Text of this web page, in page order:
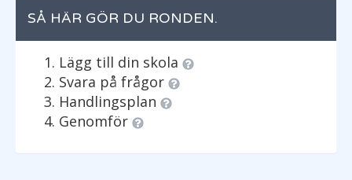
SÅ HÄR GÖR DU RONDEN.
Lägg till din skola
Svara på frågor
Handlingsplan
Genomför